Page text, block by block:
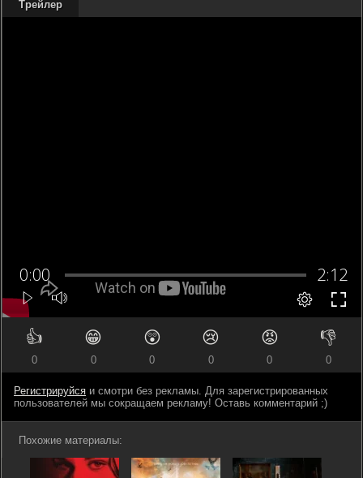
Трейлер
👍
0
😁
0
😲
0
😢
0
😡
0
👎
0
Регистрируйся и смотри без рекламы. Для зарегистрированных
пользователей мы сокращаем рекламу! Оставь комментарий ;)
Похожие материалы: